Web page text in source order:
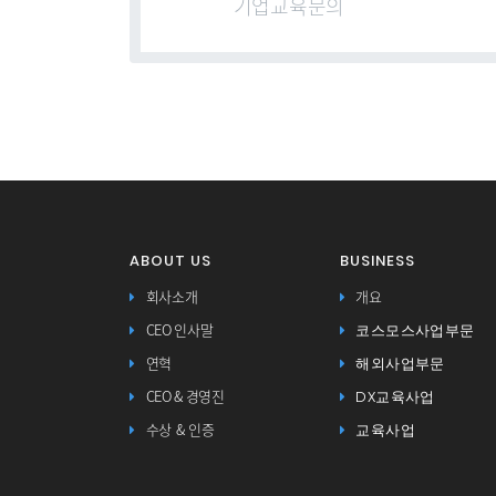
기업교육문의
ABOUT US
회사소개
CEO 인사말
연혁
CEO & 경영진
수상 & 인증
BUSINESS
개요
코스모스사업부문
해외사업부문
DX교육사업
교육사업